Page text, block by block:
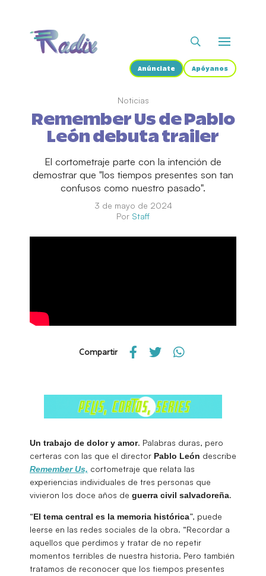
Anúnciate Apóyanos
Noticias
Remember Us de Pablo
León debuta trailer
El cortometraje parte con la intención de
demostrar que "los tiempos presentes son tan
confusos como nuestro pasado".
3 de mayo de 2024
Por Staff
Compartir
Un trabajo de dolor y amor. Palabras duras, pero
certeras con las que el director Pablo León describe
Remember Us, cortometraje que relata las
experiencias individuales de tres personas que
vivieron los doce años de guerra civil salvadoreña.
“El tema central es la memoria histórica”, puede
leerse en las redes sociales de la obra. “Recordar a
aquellos que perdimos y tratar de no repetir
momentos terribles de nuestra historia. Pero también
tratamos de reconocer que los tiempos presentes